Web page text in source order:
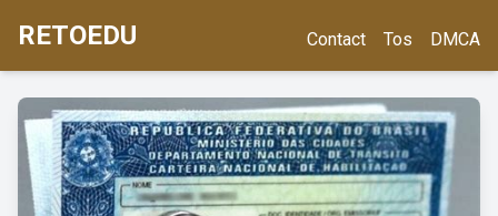
RETOEDU Contact Tos DMCA